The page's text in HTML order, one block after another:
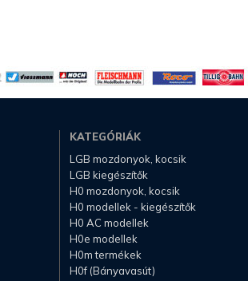
KATEGÓRIÁK
LGB mozdonyok, kocsik
LGB kiegészítők
H0 mozdonyok, kocsik
H0 modellek - kiegészítők
H0 AC modellek
H0e modellek
H0m termékek
H0f (Bányavasút)